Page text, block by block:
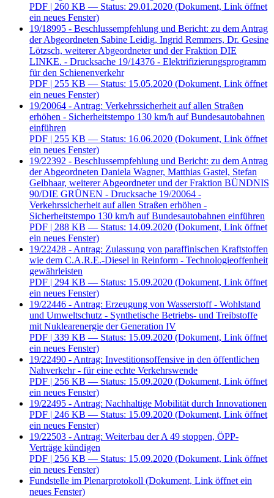
PDF | 260 KB — Status: 29.01.2020 (Dokument, Link öffnet
ein neues Fenster)
19/18995 - Beschlussempfehlung und Bericht: zu dem Antrag
der Abgeordneten Sabine Leidig, Ingrid Remmers, Dr. Gesine
Lötzsch, weiterer Abgeordneter und der Fraktion DIE
LINKE. - Drucksache 19/14376 - Elektrifizierungsprogramm
für den Schienenverkehr
PDF | 255 KB — Status: 15.05.2020 (Dokument, Link öffnet
ein neues Fenster)
19/20064 - Antrag: Verkehrssicherheit auf allen Straßen
erhöhen - Sicherheitstempo 130 km/h auf Bundesautobahnen
einführen
PDF | 255 KB — Status: 16.06.2020 (Dokument, Link öffnet
ein neues Fenster)
19/22392 - Beschlussempfehlung und Bericht: zu dem Antrag
der Abgeordneten Daniela Wagner, Matthias Gastel, Stefan
Gelbhaar, weiterer Abgeordneter und der Fraktion BÜNDNIS
90/DIE GRÜNEN - Drucksache 19/20064 -
Verkehrssicherheit auf allen Straßen erhöhen -
Sicherheitstempo 130 km/h auf Bundesautobahnen einführen
PDF | 288 KB — Status: 14.09.2020 (Dokument, Link öffnet
ein neues Fenster)
19/22428 - Antrag: Zulassung von paraffinischen Kraftstoffen
wie dem C.A.R.E.-Diesel in Reinform - Technologieoffenheit
gewährleisten
PDF | 294 KB — Status: 15.09.2020 (Dokument, Link öffnet
ein neues Fenster)
19/22446 - Antrag: Erzeugung von Wasserstoff - Wohlstand
und Umweltschutz - Synthetische Betriebs- und Treibstoffe
mit Nuklearenergie der Generation IV
PDF | 339 KB — Status: 15.09.2020 (Dokument, Link öffnet
ein neues Fenster)
19/22490 - Antrag: Investitionsoffensive in den öffentlichen
Nahverkehr - für eine echte Verkehrswende
PDF | 256 KB — Status: 15.09.2020 (Dokument, Link öffnet
ein neues Fenster)
19/22495 - Antrag: Nachhaltige Mobilität durch Innovationen
PDF | 246 KB — Status: 15.09.2020 (Dokument, Link öffnet
ein neues Fenster)
19/22503 - Antrag: Weiterbau der A 49 stoppen, ÖPP-
Verträge kündigen
PDF | 256 KB — Status: 15.09.2020 (Dokument, Link öffnet
ein neues Fenster)
Fundstelle im Plenarprotokoll (Dokument, Link öffnet ein
neues Fenster)